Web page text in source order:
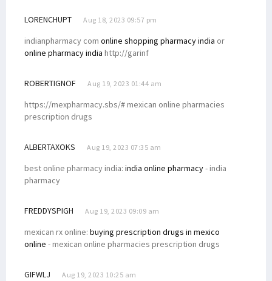
LORENCHUPT Aug 18, 2023 09:57 pm
indianpharmacy com online shopping pharmacy india or
online pharmacy india http://garinf
ROBERTIGNOF Aug 19, 2023 01:44 am
https://mexpharmacy.sbs/# mexican online pharmacies
prescription drugs
ALBERTAXOKS Aug 19, 2023 07:35 am
best online pharmacy india: india online pharmacy- india
pharmacy
FREDDYSPIGH Aug 19, 2023 09:09 am
mexican rx online: buying prescription drugs in mexico
online - mexican online pharmacies prescription drugs
GIFWLJ Aug 19, 2023 10:25 am